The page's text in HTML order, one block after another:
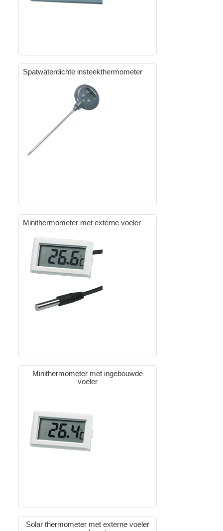
Spatwaterdichte insteekthermometer
Minithermometer met externe voeler
Minithermometer met ingebouwde
voeler
Solar thermometer met externe voeler